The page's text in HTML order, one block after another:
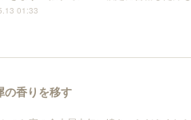
01:33
の香りを移す